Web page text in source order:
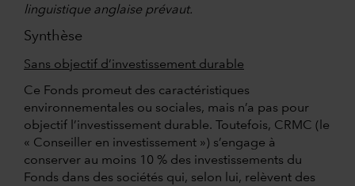
linguistique anglaise prévaut.
Synthèse
Sans objectif d’investissement durable
Ce Fonds promeut des caractéristiques
environnementales ou sociales, mais n’a pas pour
objectif l’investissement durable. Toutefois, CRMC (le
« Conseiller en investissement ») s’engage à
conserver au moins 10 % des investissements du
Fonds dans des sociétés qui, selon lui, relèvent des